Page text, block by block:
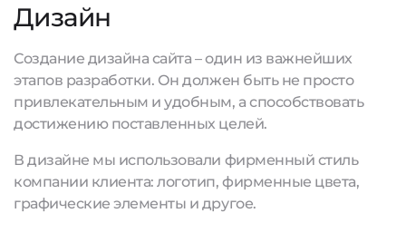
Дизайн
Создание дизайна сайта – один из важнейших
этапов разработки. Он должен быть не просто
привлекательным и удобным, а способствовать
достижению поставленных целей.
В дизайне мы использовали фирменный стиль
компании клиента: логотип, фирменные цвета,
графические элементы и другое.